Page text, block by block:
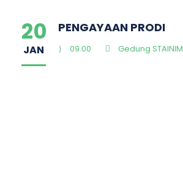
20
JAN
PENGAYAAN PRODI
09.00 Gedung STAINIM